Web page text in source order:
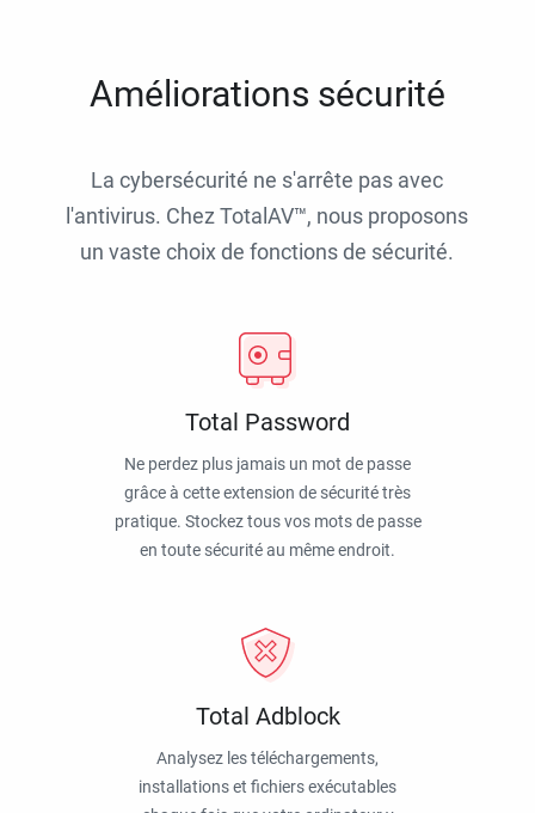
Améliorations sécurité
La cybersécurité ne s'arrête pas avec
l'antivirus. Chez TotalAV™, nous proposons
un vaste choix de fonctions de sécurité.
Total Password
Ne perdez plus jamais un mot de passe
grâce à cette extension de sécurité très
pratique. Stockez tous vos mots de passe
en toute sécurité au même endroit.
Total Adblock
Analysez les téléchargements,
installations et fichiers exécutables